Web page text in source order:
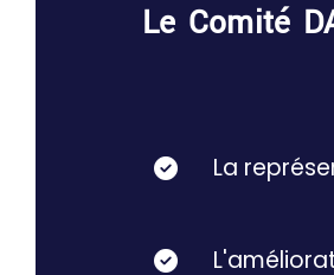
Le Comité
La